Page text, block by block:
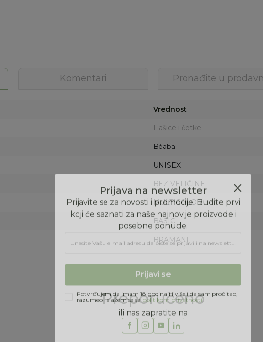
Komentari Pronađite u
Vrednost
Flašice i četke
Béaba
UNISEX
BEZ VELIČINE
MULTICOLOR
BASIC
BRAMANI
Preporučeno
Prijava na newsletter
koji će saznati za naše najnovije proizvode i
Prijavi se